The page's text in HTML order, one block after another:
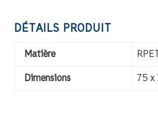
DÉTAILS PRODUIT
Matière
Dimensions 75 x